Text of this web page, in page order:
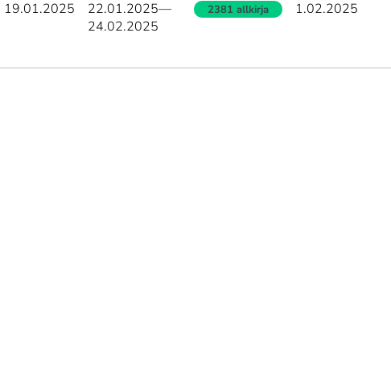
19.01.2025 22.01.2025—
24.02.2025
2381 allkirja 1.02.2025